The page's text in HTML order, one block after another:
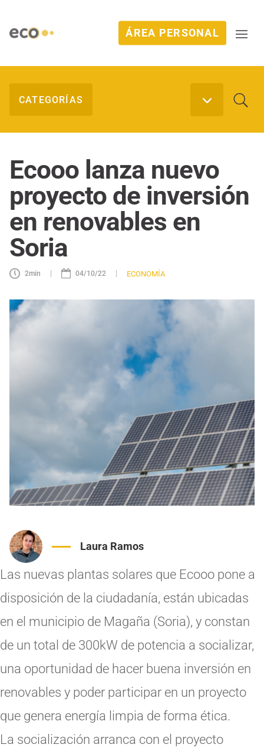
ÁREA PERSONAL
Ecooo lanza nuevo
proyecto de inversión
en renovables en
Soria
2min | 04/10/22 | ECONOMÍA
Laura Ramos
Las nuevas plantas solares que Ecooo pone a
disposición de la ciudadanía, están ubicadas
en el municipio de Magaña (Soria), y constan
de un total de 300kW de potencia a socializar,
una oportunidad de hacer buena inversión en
renovables y poder participar en un proyecto
que genera energía limpia de forma ética.
La socialización arranca con el proyecto